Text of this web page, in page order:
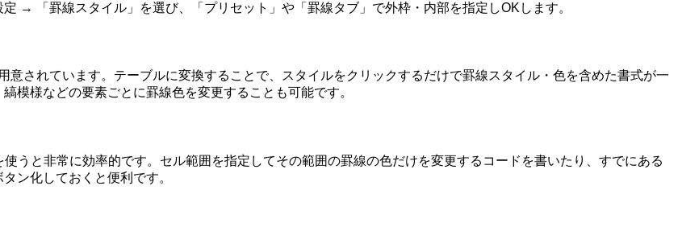
→ 「罫線スタイル」を選び、「プリセット」や「罫線タブ」で外枠・内部を指定しOKします。
されています。テーブルに変換することで、スタイルをクリックするだけで罫線スタイル・色を含めた書式が一
模様などの要素ごとに罫線色を変更することも可能です。
うと非常に効率的です。セル範囲を指定してその範囲の罫線の色だけを変更するコードを書いたり、すでにある
ン化しておくと便利です。